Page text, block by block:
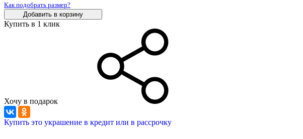
Как подобрать размер?
Добавить в корзину
Купить в 1 клик
Хочу в подарок
Купить это украшение в кредит или в рассрочку